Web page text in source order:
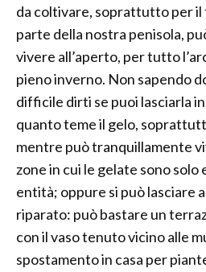
da coltivare, soprattutto per il
parte della nostra penisola,
vivere all’aperto, per tutto
pieno inverno. Non sapendo
difficile dirti se puoi lasciarla
quanto teme il gelo,
mentre può tranquillamente
zone in cui le gelate sono solo
entità; oppure si può lasciare
riparato: può bastare un
con il vaso tenuto vicino alle
spostamento in casa per